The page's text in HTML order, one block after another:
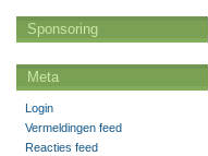
Sponsoring
Meta
Login
Vermeldingen feed
Reacties feed